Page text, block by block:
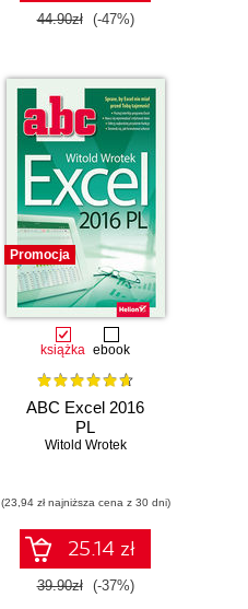
44.90zł (-47%)
Promocja
książka ebook
ABC Excel 2016
PL
Witold Wrotek
(23,94 zł najniższa cena z 30 dni)
25.14 zł
39.90zł (-37%)